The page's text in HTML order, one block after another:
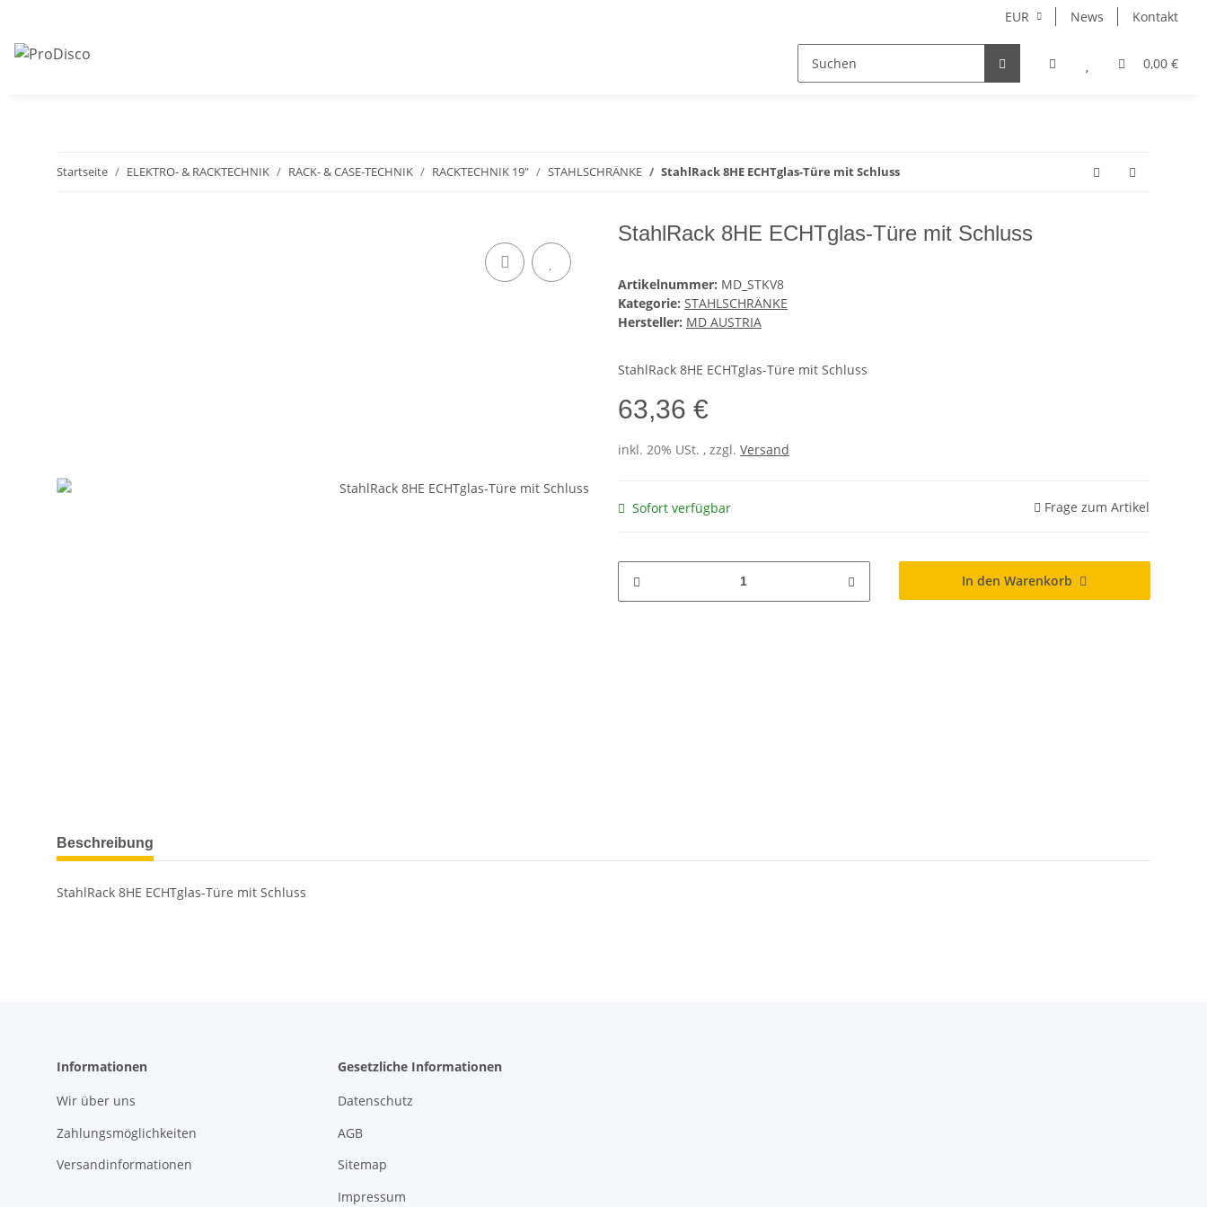
EUR News Kontakt
0,00 €
Startseite ELEKTRO- & RACKTECHNIK RACK- & CASE-TECHNIK RACKTECHNIK 19" STAHLSCHRÄNKE StahlRack 8HE ECHTglas-Türe mit Schluss
StahlRack 8HE ECHTglas-Türe mit Schluss
Artikelnummer: MD_STKV8
Kategorie: STAHLSCHRÄNKE
Hersteller: MD AUSTRIA
StahlRack 8HE ECHTglas-Türe mit Schluss
63,36 €
inkl. 20% USt. , zzgl. Versand
Sofort verfügbar Frage zum Artikel
In den Warenkorb
Beschreibung
StahlRack 8HE ECHTglas-Türe mit Schluss
Informationen
Wir über uns
Zahlungsmöglichkeiten
Versandinformationen
Gesetzliche Informationen
Datenschutz
AGB
Sitemap
Impressum